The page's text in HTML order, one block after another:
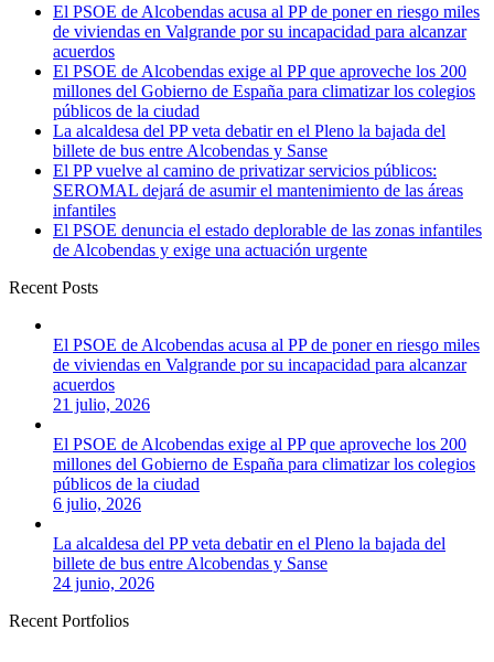
El PSOE de Alcobendas acusa al PP de poner en riesgo miles
de viviendas en Valgrande por su incapacidad para alcanzar
acuerdos
El PSOE de Alcobendas exige al PP que aproveche los 200
millones del Gobierno de España para climatizar los colegios
públicos de la ciudad
La alcaldesa del PP veta debatir en el Pleno la bajada del
billete de bus entre Alcobendas y Sanse
El PP vuelve al camino de privatizar servicios públicos:
SEROMAL dejará de asumir el mantenimiento de las áreas
infantiles
El PSOE denuncia el estado deplorable de las zonas infantiles
de Alcobendas y exige una actuación urgente
Recent Posts
El PSOE de Alcobendas acusa al PP de poner en riesgo miles
de viviendas en Valgrande por su incapacidad para alcanzar
acuerdos
21 julio, 2026
El PSOE de Alcobendas exige al PP que aproveche los 200
millones del Gobierno de España para climatizar los colegios
públicos de la ciudad
6 julio, 2026
La alcaldesa del PP veta debatir en el Pleno la bajada del
billete de bus entre Alcobendas y Sanse
24 junio, 2026
Recent Portfolios